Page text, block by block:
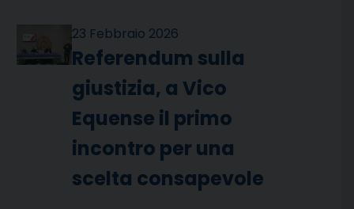
23 Febbraio 2026
Referendum sulla
giustizia, a Vico
Equense il primo
incontro per una
scelta consapevole